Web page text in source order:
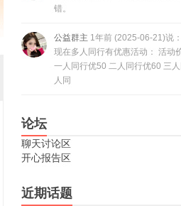
错。
公益群主 1年前 (2025-06-21)说：
现在多人同行有优惠活动： 活动
一人同行优50 二人同行优60 三
人同
论坛
聊天讨论区
开心报告区
近期话题